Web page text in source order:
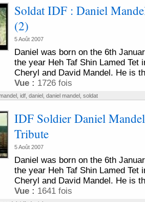
Soldat IDF : Daniel
(2)
5 Août 2007
Daniel was born on the 6th
the year Heh Taf Shin Lamed Tet
Cheryl and David Mandel. He is
Vue : 1726 fois
, idf, daniel, daniel mandel, soldat
IDF Soldier Daniel
Tribute
5 Août 2007
Daniel was born on the 6th
the year Heh Taf Shin Lamed Tet
Cheryl and David Mandel. He is
Vue : 1641 fois